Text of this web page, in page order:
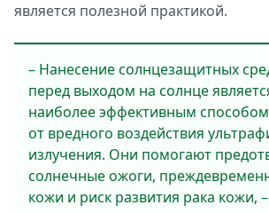
является полезной практикой.
– Нанесение солнцезащитных
перед выходом на солнце
наиболее эффективным
от вредного воздействия
излучения. Они помогают
солнечные ожоги,
кожи и риск развития рака кожи,